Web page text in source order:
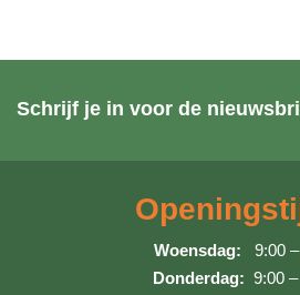
Schrijf je in voor de
Woensdag: 9:00
Donderdag: 9:00 –